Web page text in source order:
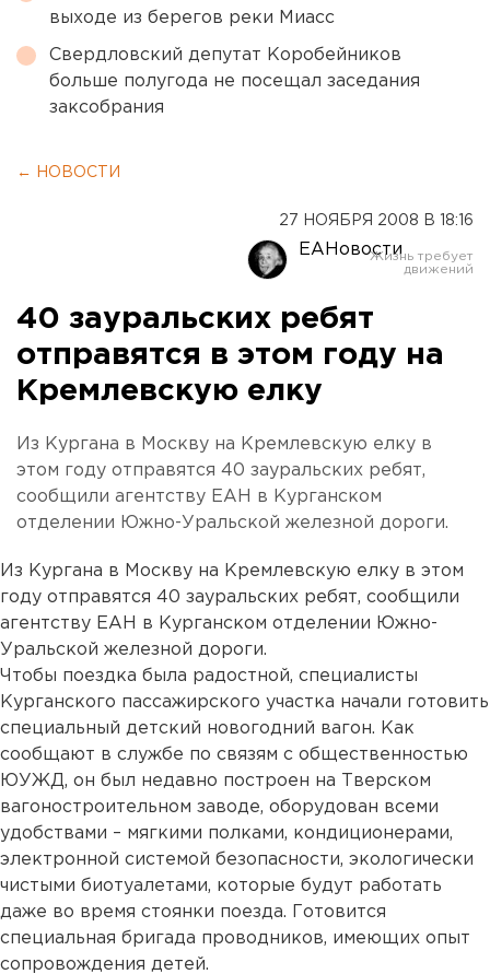
выходе из берегов реки Миасс
Свердловский депутат Коробейников
больше полугода не посещал заседания
заксобрания
← НОВОСТИ
27 НОЯБРЯ 2008 В 18:16
ЕАНовости
40 зауральских ребят
отправятся в этом году на
Кремлевскую елку
Из Кургана в Москву на Кремлевскую елку в
этом году отправятся 40 зауральских ребят,
сообщили агентству ЕАН в Курганском
отделении Южно-Уральской железной дороги.
Из Кургана в Москву на Кремлевскую елку в этом
году отправятся 40 зауральских ребят, сообщили
агентству ЕАН в Курганском отделении Южно-
Уральской железной дороги.
Чтобы поездка была радостной, специалисты
Курганского пассажирского участка начали готовить
специальный детский новогодний вагон. Как
сообщают в службе по связям с общественностью
ЮУЖД, он был недавно построен на Тверском
вагоностроительном заводе, оборудован всеми
удобствами – мягкими полками, кондиционерами,
электронной системой безопасности, экологически
чистыми биотуалетами, которые будут работать
даже во время стоянки поезда. Готовится
специальная бригада проводников, имеющих опыт
сопровождения детей.